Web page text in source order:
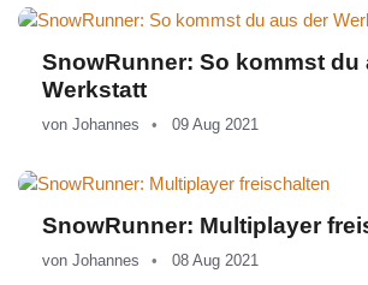
SnowRunner: So kommst du
Werkstatt
von Johannes 09 Aug 2021
SnowRunner: Multiplayer
von Johannes 08 Aug 2021